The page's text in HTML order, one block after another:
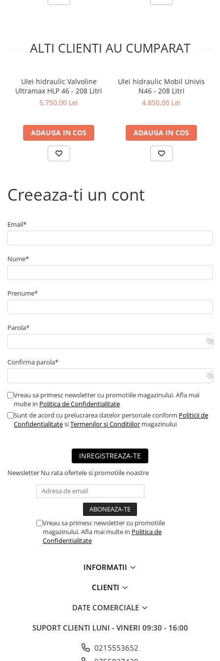
► Accesorii auto
■ Covorase/presuri auto
■ Becuri auto
■ Accesorii auto exterior
■ Intretinere auto
■ Electrice
■ Capace roti
■ Stergatoare auto
■ Suporturi portbagaj
■ Echipamente de ridicare
■ Produse sezoniere
■ Echipamente atelier
■ Scule si echipamente
pneumatice
■ Consumabile vopsitorie
■ Lampi camioane
■ Carlige remorcare
■ Vopsea spray
■ Bancuri de scule
► Ulei motor autoturisme
■ Ulei motor LIQUI MOLY
■ Ulei motor MOBIL
■ Ulei motor VALVOLINE
ALTI CLIENTI AU CUMPARAT
Ulei hidraulic Valvoline
Ultramax HLP 46 - 208 Litri
5.750,00 Lei
ADAUGA IN COS
Ulei hidraulic Mobil Univis
N46 - 208 Litri
4.850,00 Lei
ADAUGA IN COS
Creeaza-ti un cont
Email*
Nume*
Prenume*
Parola*
Confirma parola*
Vreau sa primesc newsletter cu promotiile magazinului. Afla mai
multe in Politica de Confidentialitate
Sunt de acord cu prelucrarea datelor personale conform Politicii de
ConfidentialitatesiTermenilor si Conditiilor magazinului
INREGISTREAZA-TE
Newsletter Nu rata ofertele si promotiile noastre
Vreau sa primesc newsletter cu promotiile
magazinului. Afla mai multe in Politica de
Confidentialitate
INFORMATII
CLIENTI
DATE COMERCIALE
SUPORT CLIENTI LUNI - VINERI 09:30 - 16:00
0215553652